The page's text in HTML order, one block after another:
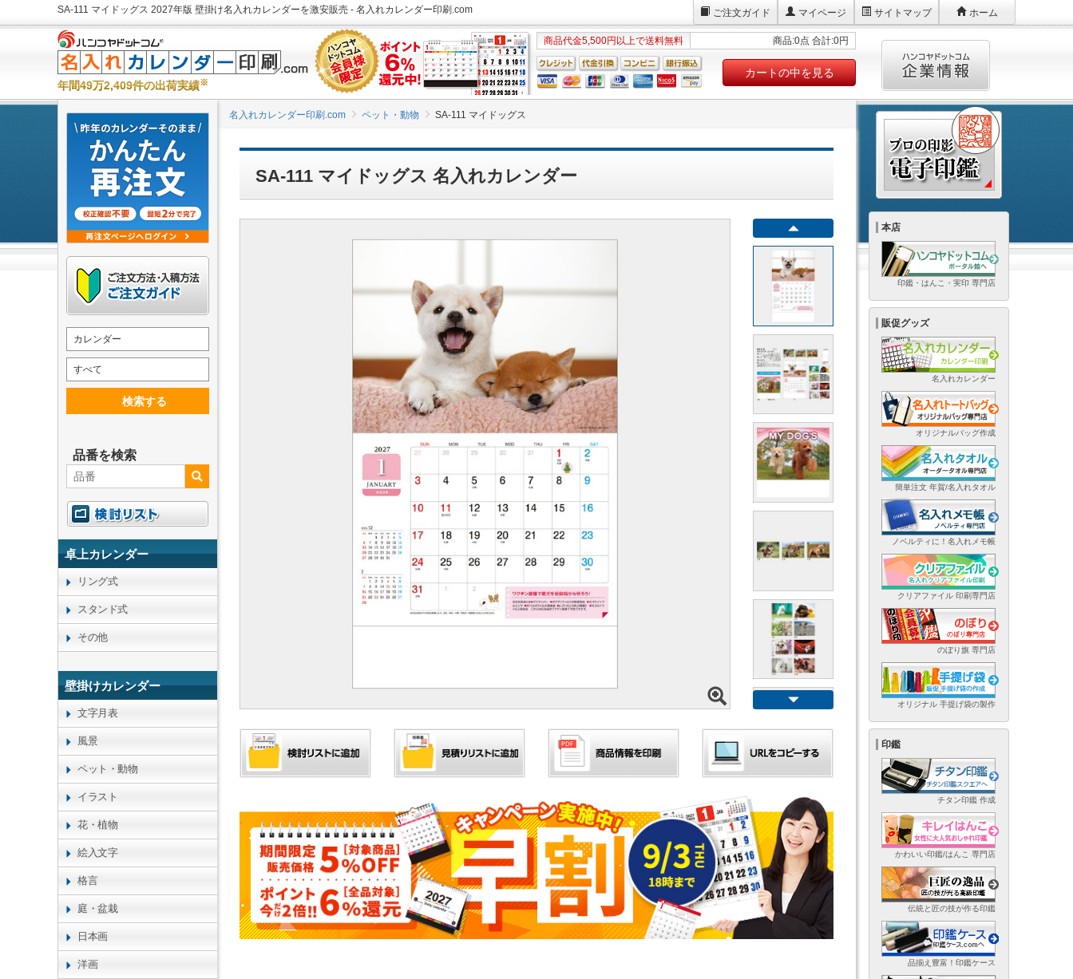
SA-111 マイドッグス 2027年版 壁掛け名入れカレンダーを激安販売 - 名入れカレンダー印刷.com ご注文ガイド マイページ サイトマップ ホーム
年間49万2,409件の出荷実績※
商品代金5,500円以上で送料無料 商品:0点 合計:0円
カートの中を見る
名入れカレンダー印刷.com ペット・動物 SA-111 マイドッグス
SA-111 マイドッグス 名入れカレンダー
カレンダー
すべて
検索する
品番を検索
卓上カレンダー
リング式
スタンド式
その他
壁掛けカレンダー
文字月表
風景
ペット・動物
イラスト
花・植物
絵入文字
格言
庭・盆栽
日本画
洋画
本店
印鑑・はんこ・実印 専門店
販促グッズ
名入れカレンダー
オリジナルバッグ作成
簡単注文 年賀/名入れタオル
ノベルティに！名入れメモ帳
クリアファイル 印刷専門店
のぼり旗 専門店
オリジナル 手提げ袋の製作
印鑑
チタン印鑑 作成
かわいい印鑑/はんこ 専門店
伝統と匠の技が作る印鑑
品揃え豊富！印鑑ケース